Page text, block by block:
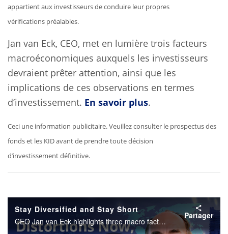
appartient aux investisseurs de conduire leur propres
vérifications préalables.
Jan van Eck, CEO, met en lumière trois facteurs
macroéconomiques auxquels les investisseurs
devraient prêter attention, ainsi que les
implications de ces observations en termes
d’investissement. En savoir plus.
Ceci une information publicitaire. Veuillez consulter le prospectus des
fonds et les KID avant de prendre toute décision
d’investissement définitive.
Stay Diversified and Stay Short
CEO Jan van Eck highlights three macro factors investors should be paying attention to as well as the investment implications of these observations.
Partager